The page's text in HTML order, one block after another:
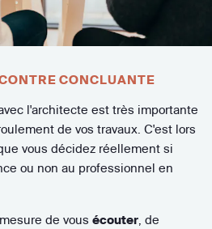
CONCLUANTE
l'architecte est très importante
de vos travaux. C'est lors
vous décidez réellement si
ou non au professionnel en
de vous écouter, de